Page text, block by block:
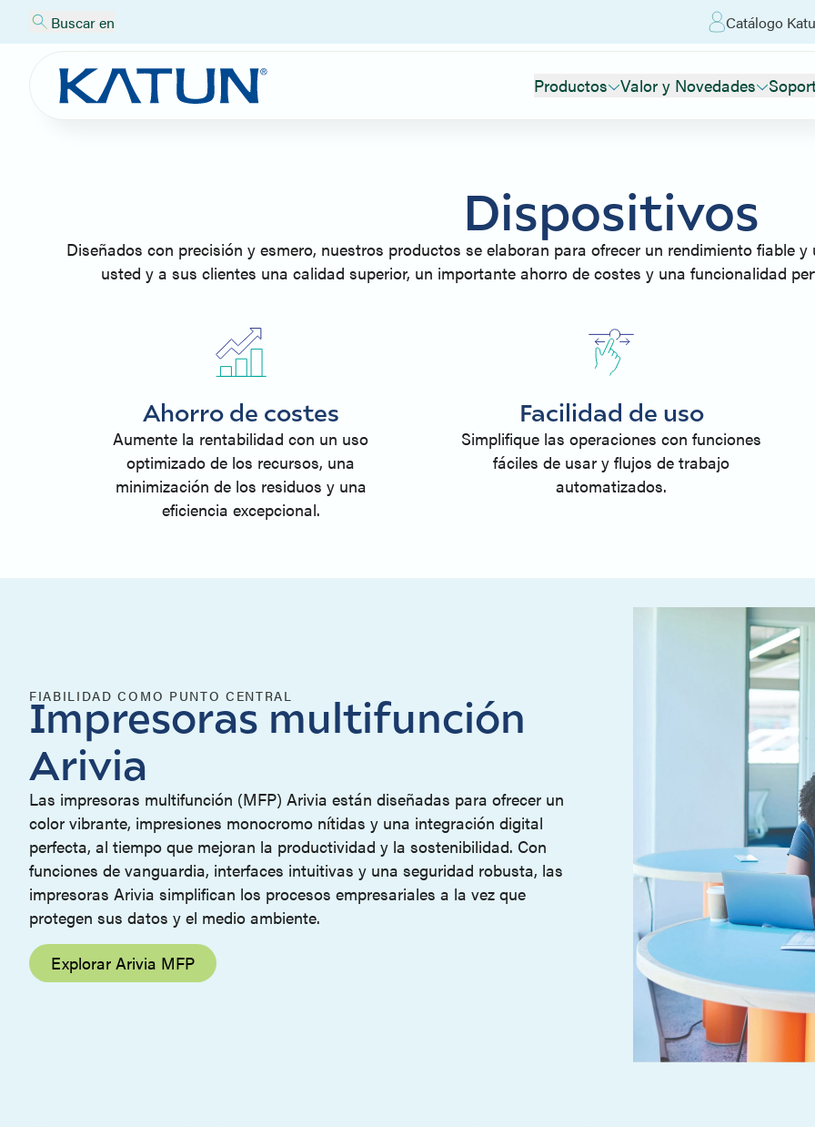
Buscar en Catálogo
Productos Valor y Novedades
Dispositivos
Diseñados con precisión y esmero, nuestros productos se elaboran para ofrecer un rendimiento fiable
usted y a sus clientes una calidad superior, un importante ahorro de costes y una funcionalidad
Ahorro de costes
Aumente la rentabilidad con un uso
optimizado de los recursos, una
minimización de los residuos y una
eficiencia excepcional.
Facilidad de uso
Simplifique las operaciones con funciones
fáciles de usar y flujos de trabajo
automatizados.
FIABILIDAD COMO PUNTO CENTRAL
Impresoras multifunción
Arivia
Las impresoras multifunción (MFP) Arivia están diseñadas para ofrecer un
color vibrante, impresiones monocromo nítidas y una integración digital
perfecta, al tiempo que mejoran la productividad y la sostenibilidad. Con
funciones de vanguardia, interfaces intuitivas y una seguridad robusta, las
impresoras Arivia simplifican los procesos empresariales a la vez que
protegen sus datos y el medio ambiente.
Explorar Arivia MFP